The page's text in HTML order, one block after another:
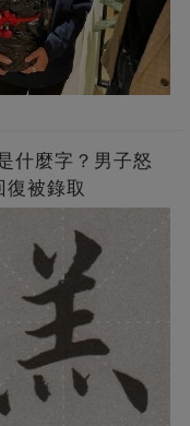
什麼字？男子怒
被錄取